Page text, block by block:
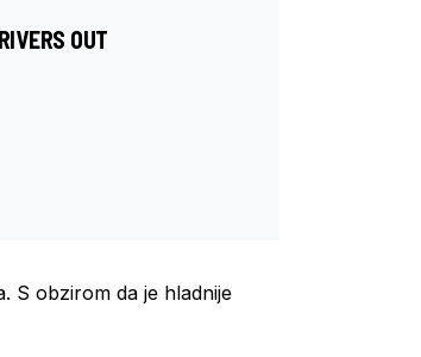
OUT
S obzirom da je hladnije